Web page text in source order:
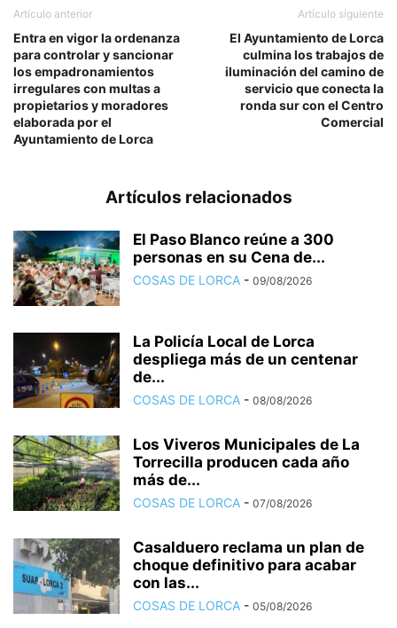
Artículo anterior
Entra en vigor la ordenanza
para controlar y sancionar
los empadronamientos
irregulares con multas a
propietarios y moradores
elaborada por el
Ayuntamiento de Lorca
Artículo siguiente
El Ayuntamiento de Lorca
culmina los trabajos de
iluminación del camino de
servicio que conecta la
ronda sur con el Centro
Comercial
Artículos relacionados
El Paso Blanco reúne a 300
personas en su Cena de...
COSAS DE LORCA - 09/08/2026
La Policía Local de Lorca
despliega más de un centenar
de...
COSAS DE LORCA - 08/08/2026
Los Viveros Municipales de La
Torrecilla producen cada año
más de...
COSAS DE LORCA - 07/08/2026
Casalduero reclama un plan de
choque definitivo para acabar
con las...
COSAS DE LORCA - 05/08/2026